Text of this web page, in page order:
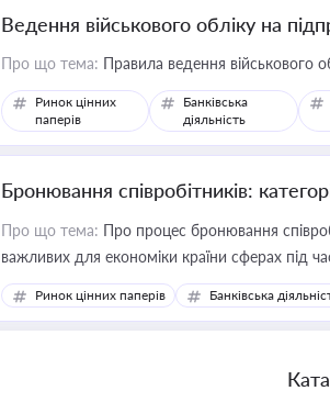
Ведення військового обліку на
Про що тема: Правила ведення військового
Ринок цінних
паперів
Банківська
діяльність
Бронювання співробітників:
Про що тема: Про процес бронювання
важливих для економіки країни сферах під час
Ринок цінних паперів Банківська